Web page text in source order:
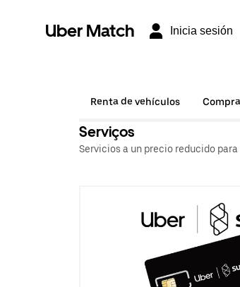
Uber Match Inicia sesión
Renta de vehículos
Serviços
Servicios a un precio reducido